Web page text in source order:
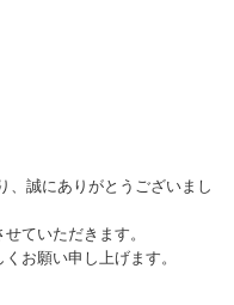
、誠にありがとうございまし
ていただきます。
お願い申し上げます。